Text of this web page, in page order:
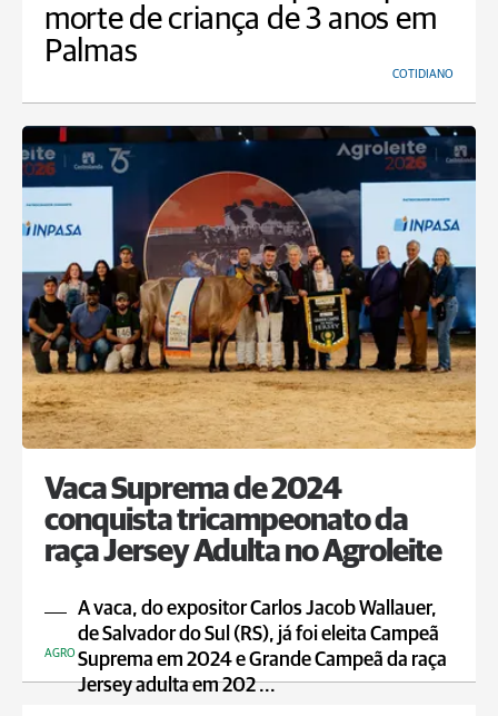
morte de criança de 3 anos em
Palmas
COTIDIANO
Vaca Suprema de 2024
conquista tricampeonato da
raça Jersey Adulta no Agroleite
A vaca, do expositor Carlos Jacob Wallauer,
de Salvador do Sul (RS), já foi eleita Campeã
Suprema em 2024 e Grande Campeã da raça
Jersey adulta em 202 ...
AGRO